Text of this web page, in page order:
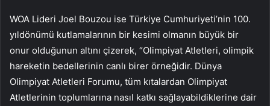
WOA Lideri Joel Bouzou ise Türkiye Cumhuriyeti’nin 100.
yıldönümü kutlamalarının bir kesimi olmanın büyük bir
onur olduğunun altını çizerek, “Olimpiyat Atletleri, olimpik
hareketin bedellerinin canlı birer örneğidir. Dünya
Olimpiyat Atletleri Forumu, tüm kıtalardan Olimpiyat
Atletlerinin toplumlarına nasıl katkı sağlayabildiklerine dair